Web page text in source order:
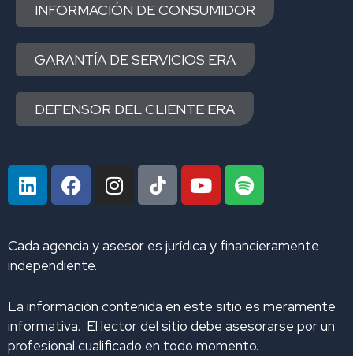
INFORMACIÓN DE CONSUMIDOR
GARANTÍA DE SERVICIOS ERA
DEFENSOR DEL CLIENTE ERA
L
i
k
e
d
n
F
a
b
o
k
I
n
a
a
m
Y
o
u
S
p
i
Cada agencia y asesor es jurídica y financieramente
independiente.
La información contenida en este sitio es meramente
informativa. El lector del sitio debe asesorarse por un
profesional cualificado en todo momento.